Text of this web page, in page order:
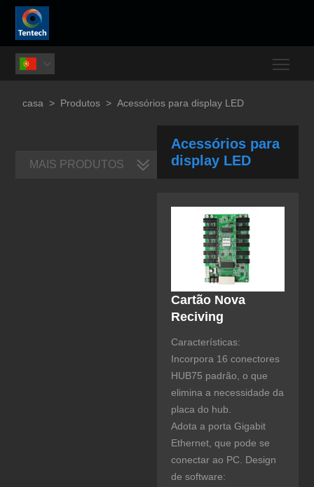

casa > Produtos > Acessórios para display LED
Acessórios para
display LED
Cartão Nova
Reciving
Características:
Incorpora 16 conectores
HUB75 padrão, o que
elimina a necessidade da
placa do hub.
Adota a porta Gigabit
Ethernet, que pode se
conectar ao PC. Design
de software:
MAIS PRODUTOS